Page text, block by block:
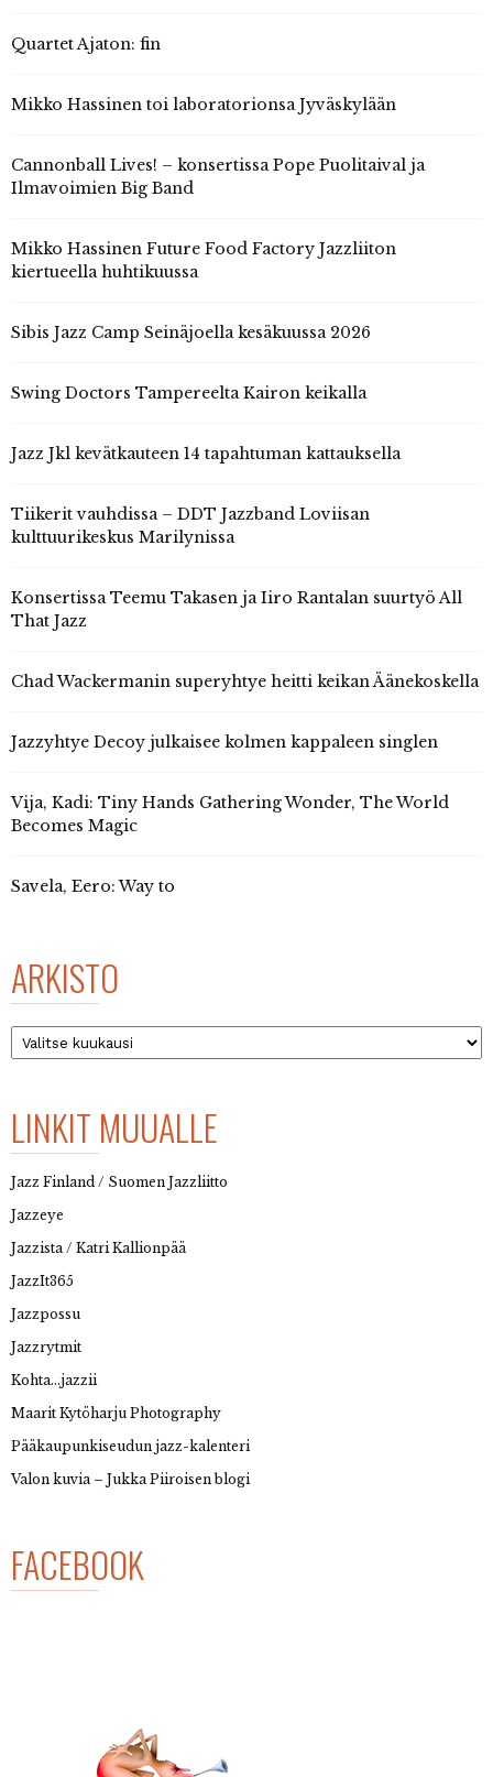
Quartet Ajaton: fin
Mikko Hassinen toi laboratorionsa Jyväskylään
Cannonball Lives! – konsertissa Pope Puolitaival ja
Ilmavoimien Big Band
Mikko Hassinen Future Food Factory Jazzliiton
kiertueella huhtikuussa
Sibis Jazz Camp Seinäjoella kesäkuussa 2026
Swing Doctors Tampereelta Kairon keikalla
Jazz Jkl kevätkauteen 14 tapahtuman kattauksella
Tiikerit vauhdissa – DDT Jazzband Loviisan
kulttuurikeskus Marilynissa
Konsertissa Teemu Takasen ja Iiro Rantalan suurtyö All
That Jazz
Chad Wackermanin superyhtye heitti keikan Äänekoskella
Jazzyhtye Decoy julkaisee kolmen kappaleen singlen
Vija, Kadi: Tiny Hands Gathering Wonder, The World
Becomes Magic
Savela, Eero: Way to
ARKISTO
Arkisto
LINKIT MUUALLE
Jazz Finland / Suomen Jazzliitto
Jazzeye
Jazzista / Katri Kallionpää
JazzIt365
Jazzpossu
Jazzrytmit
Kohta…jazzii
Maarit Kytöharju Photography
Pääkaupunkiseudun jazz-kalenteri
Valon kuvia – Jukka Piiroisen blogi
FACEBOOK